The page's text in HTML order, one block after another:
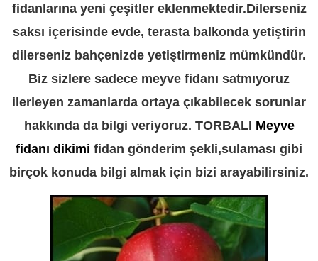
fidanlarına yeni çeşitler eklenmektedir.Dilerseniz
saksı içerisinde evde, terasta balkonda yetiştirin
dilerseniz bahçenizde yetiştirmeniz mümkündür.
Biz sizlere sadece meyve fidanı satmıyoruz
ilerleyen zamanlarda ortaya çıkabilecek sorunlar
hakkında da bilgi veriyoruz. TORBALI Meyve
fidanı dikimi fidan gönderim şekli,sulaması gibi
birçok konuda bilgi almak için bizi arayabilirsiniz.